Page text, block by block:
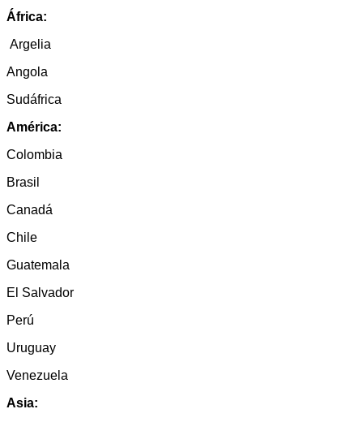
África:
Argelia
Angola
Sudáfrica
América:
Colombia
Brasil
Canadá
Chile
Guatemala
El Salvador
Perú
Uruguay
Venezuela
Asia: